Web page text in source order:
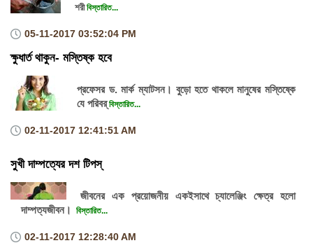
শরীবিস্তারিত...
05-11-2017 03:52:04 PM
ক্ষুধার্ত থাকুন- মস্তিষ্ক হবে
প্রফেসর ড. মার্ক ম্যাটসন। বুড়ো হতে থাকলে মানুষের মস্তিষ্কে
যে পরিবর্বিস্তারিত...
02-11-2017 12:41:51 AM
সুখী দাম্পত্যের দশ টিপস্
জীবনের এক প্রয়োজনীয় একইসাথে চ্যালেঞ্জিং ক্ষেত্র হলো
দাম্পত্যজীবন।
বিস্তারিত...
02-11-2017 12:28:40 AM